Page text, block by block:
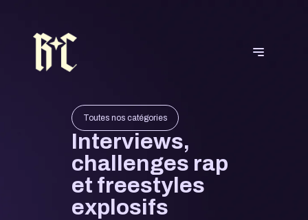
Toutes nos catégories
Interviews,
challenges rap
et freestyles
explosifs